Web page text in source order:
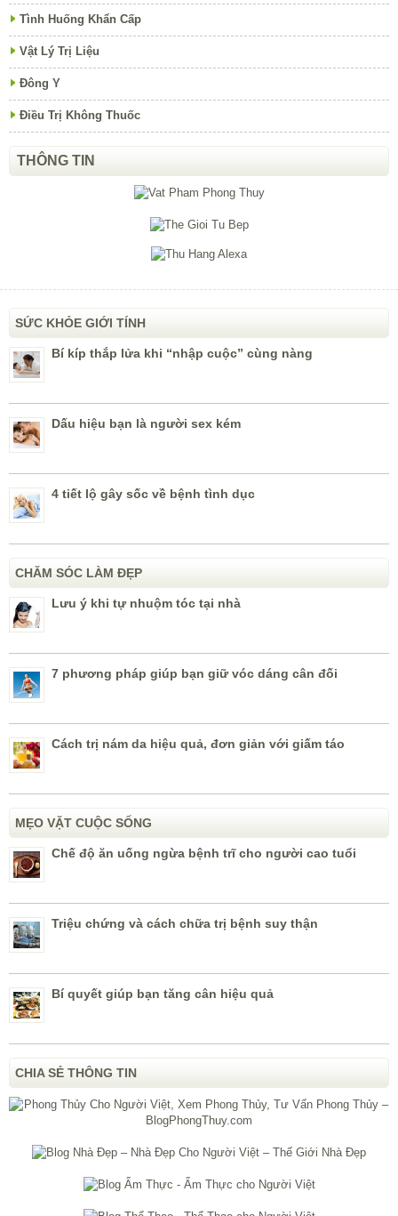
Tình Huống Khẩn Cấp
Vật Lý Trị Liệu
Đông Y
Điều Trị Không Thuốc
THÔNG TIN
SỨC KHỎE GIỚI TÍNH
Bí kíp thắp lửa khi “nhập cuộc” cùng nàng
Dấu hiệu bạn là người sex kém
4 tiết lộ gây sốc về bệnh tình dục
CHĂM SÓC LÀM ĐẸP
Lưu ý khi tự nhuộm tóc tại nhà
7 phương pháp giúp bạn giữ vóc dáng cân đối
Cách trị nám da hiệu quả, đơn giản với giấm táo
MẸO VẶT CUỘC SỐNG
Chế độ ăn uống ngừa bệnh trĩ cho người cao tuổi
Triệu chứng và cách chữa trị bệnh suy thận
Bí quyết giúp bạn tăng cân hiệu quả
CHIA SẺ THÔNG TIN